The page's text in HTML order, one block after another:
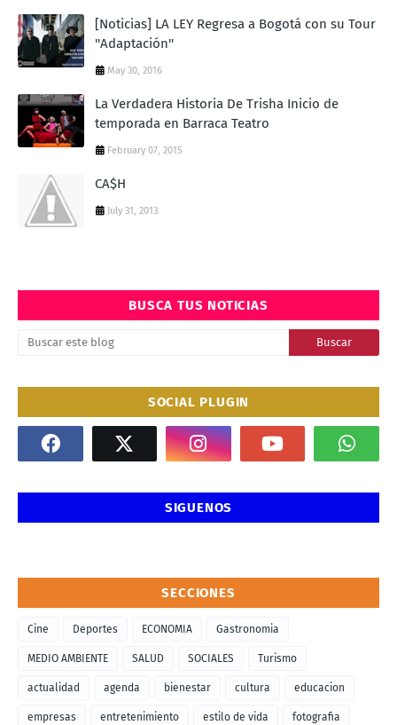
[Noticias] LA LEY Regresa a Bogotá con su Tour
''Adaptación''
May 30, 2016
La Verdadera Historia De Trisha Inicio de
temporada en Barraca Teatro
February 07, 2015
CA$H
July 31, 2013
BUSCA TUS NOTICIAS
SOCIAL PLUGIN
SIGUENOS
SECCIONES
Cine Deportes ECONOMIA Gastronomia
MEDIO AMBIENTE SALUD SOCIALES Turismo
actualidad agenda bienestar cultura educacion
empresas entretenimiento estilo de vida fotografia